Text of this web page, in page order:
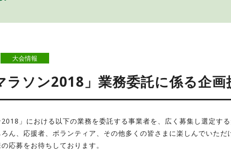
大会情報
ラソン2018」業務委託に係る企
2018」における以下の業務を委託する事業者を、広く募集し選定す
ん、応援者、ボランティア、その他多くの皆さまに楽しんでいた
応募をお待ちしております。